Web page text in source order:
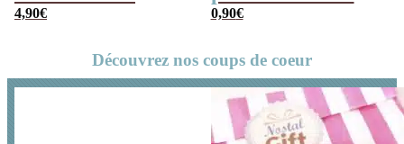
Cadeau maîtresse
4,90€
– Collection
0,90€
Découvrez nos coups de coeur